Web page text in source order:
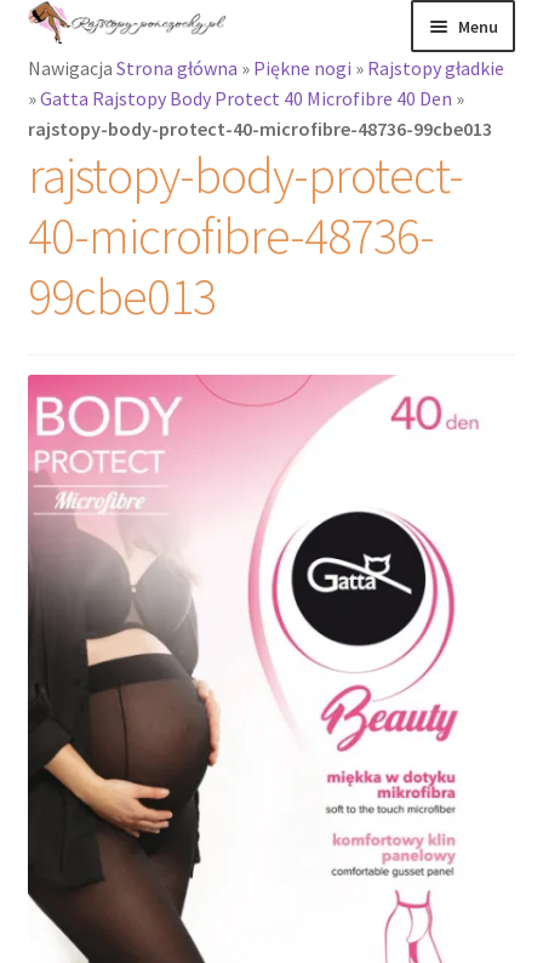
Przejdź
nawigacji
Przejdź
treści
Menu
Rajstopy
Rozwiń
menu
potomne
Pończochy i
zakolanówki
Podkolanówki i
Wszystkie
produkty
Recenzje
Rozwiń
potomne
Nawigacja Strona główna » Piękne nogi » Rajstopy gładkie
»Gatta Rajstopy Body Protect 40 Microfibre 40 Den »
rajstopy-body-protect-40-microfibre-48736-99cbe013
rajstopy-body-protect-
40-microfibre-48736-
99cbe013